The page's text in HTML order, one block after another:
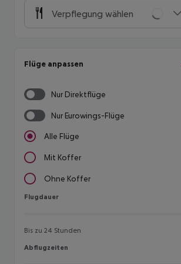
Verpflegung wählen
Flüge anpassen
Nur Direktflüge
Nur Eurowings-Flüge
Alle Flüge
Mit Koffer
Ohne Koffer
Flugdauer
Flugdauer
Bis zu 24 Stunden
Abflugzeiten
Abflugzeiten